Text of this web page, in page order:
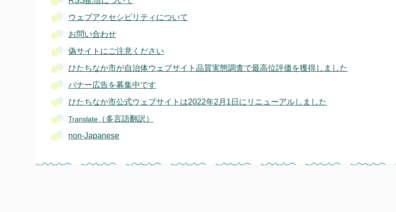
ウェブアクセシビリティについて
お問い合わせ
偽サイトにご注意ください
ひたちなか市が自治体ウェブサイト品質実態調査で最高位評価を獲得しました
バナー広告を募集中です
ひたちなか市公式ウェブサイトは2022年2月1日にリニューアルしました
Translate （多言語翻訳）
non-Japanese